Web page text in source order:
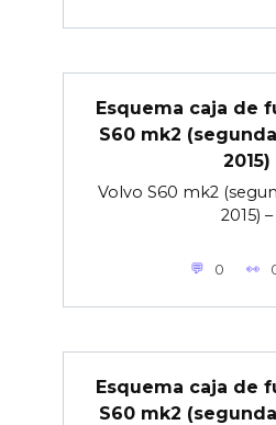
Esquema caja de
S60 mk2
2015)
Volvo S60 mk2
2015) –
0
Esquema caja de
S60 mk2